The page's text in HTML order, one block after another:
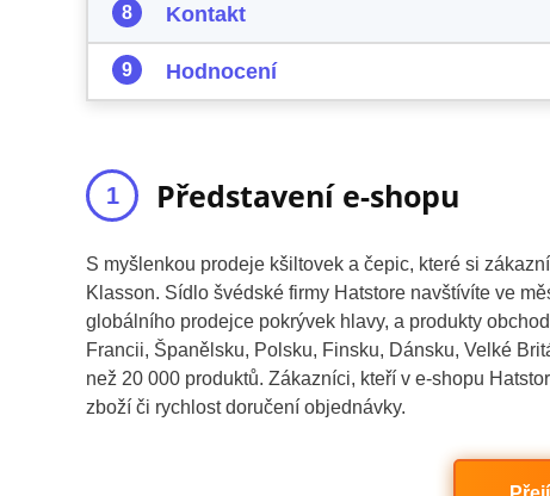
Kontakt
Hodnocení
Představení e-shopu
S myšlenkou prodeje kšiltovek a čepic, které si
Klasson. Sídlo švédské firmy Hatstore navštívíte ve
globálního prodejce pokrývek hlavy, a produkty
Francii, Španělsku, Polsku, Finsku, Dánsku, Velké
než 20 000 produktů. Zákazníci, kteří v e-shopu
zboží či rychlost doručení objednávky.